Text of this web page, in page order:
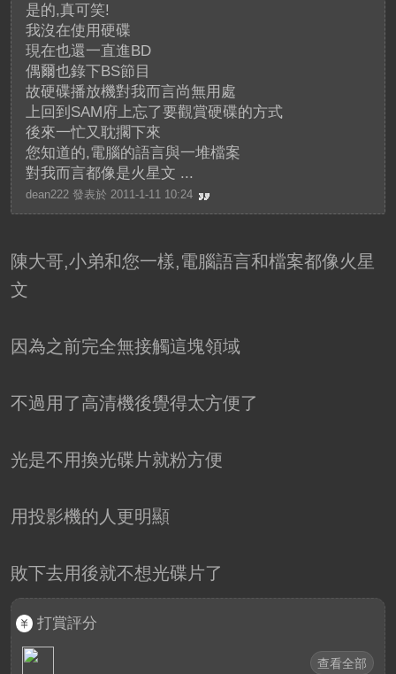
是的,真可笑!
我沒在使用硬碟
現在也還一直進BD
偶爾也錄下BS節目
故硬碟播放機對我而言尚無用處
上回到SAM府上忘了要觀賞硬碟的方式
後來一忙又耽擱下來
您知道的,電腦的語言與一堆檔案
對我而言都像是火星文 ...
dean222 發表於 2011-1-11 10:24
陳大哥,小弟和您一樣,電腦語言和檔案都像火星
文
因為之前完全無接觸這塊領域
不過用了高清機後覺得太方便了
光是不用換光碟片就粉方便
用投影機的人更明顯
敗下去用後就不想光碟片了
打賞評分
查看全部